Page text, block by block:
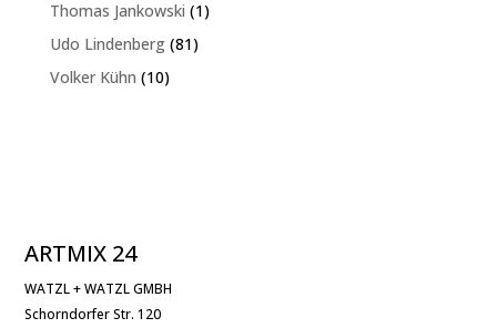
Thomas Jankowski 11
Udo Lindenberg 8181
Volker Kühn 1010
ARTMIX 24
WATZL + WATZL GMBH
Schorndorfer Str. 120